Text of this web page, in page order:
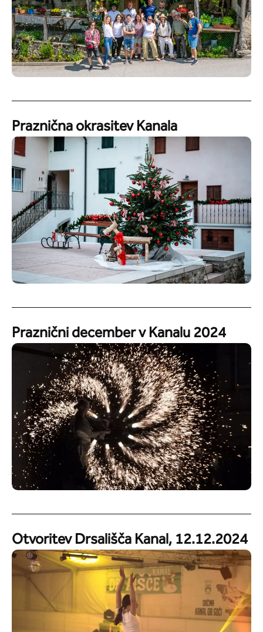
Praznična okrasitev Kanala
Praznični december v Kanalu 2024
Otvoritev Drsališča Kanal, 12.12.2024